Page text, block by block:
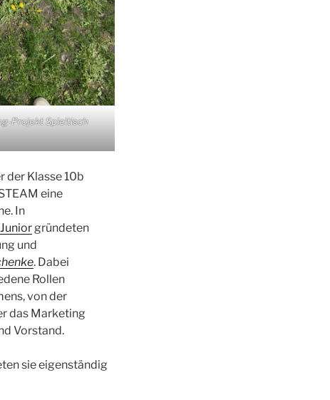
Projekt Spieltisch
der Klasse 10b
eine
In
gründeten
und
. Dabei
Rollen
von der
das Marketing
Vorstand.
sie eigenständig